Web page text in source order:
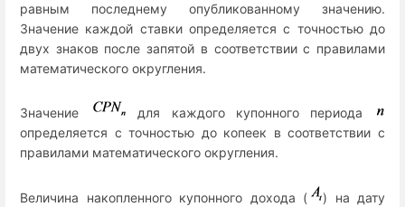
равным последнему опубликованному значению.
Значение каждой ставки определяется с точностью до
двух знаков после запятой в соответствии с правилами
математического округления.
Значение
для каждого купонного периода
определяется с точностью до копеек в соответствии с
правилами математического округления.
Величина накопленного купонного дохода (
) на дату